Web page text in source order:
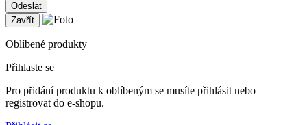
Odeslat
Zavřít
Oblíbené produkty
Přihlaste se
Pro přidání produktu k oblíbeným se musíte přihlásit nebo
registrovat do e-shopu.